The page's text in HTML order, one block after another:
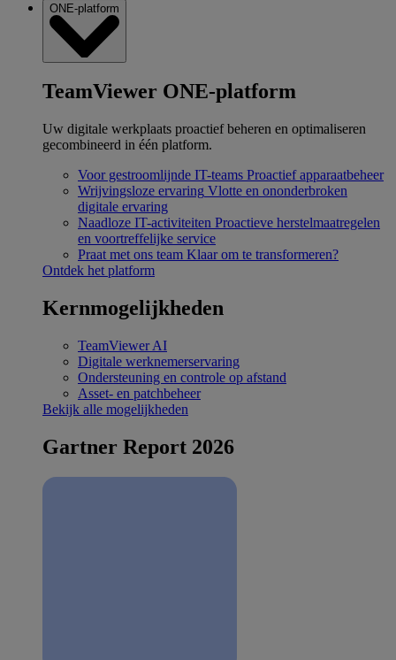
ONE-platform
TeamViewer ONE-platform
Uw digitale werkplaats proactief beheren en optimaliseren
gecombineerd in één platform.
Voor gestroomlijnde IT-teams Proactief apparaatbeheer
Wrijvingsloze ervaring Vlotte en ononderbroken
digitale ervaring
Naadloze IT-activiteiten Proactieve herstelmaatregelen
en voortreffelijke service
Praat met ons team Klaar om te transformeren?
Ontdek het platform
Kernmogelijkheden
TeamViewer AI
Digitale werknemerservaring
Ondersteuning en controle op afstand
Asset- en patchbeheer
Bekijk alle mogelijkheden
Gartner Report 2026